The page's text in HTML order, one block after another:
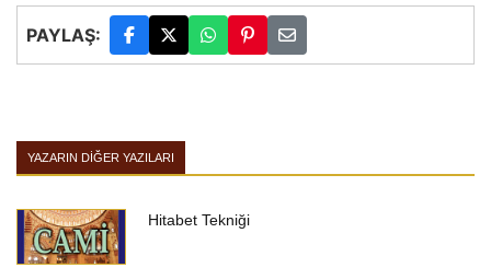
PAYLAŞ:
YAZARIN DIĞER YAZILARI
Hitabet Tekniği